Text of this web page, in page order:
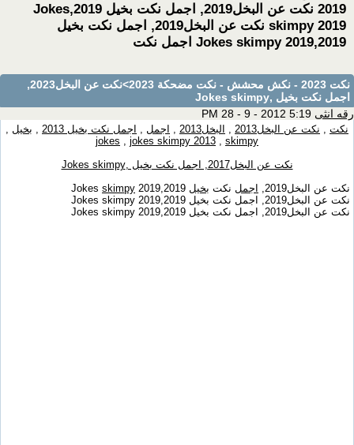
2019 نكت عن البخل2019, اجمل نكت بخيل 2019,Jokes
skimpy 2019 نكت عن البخل2019, اجمل نكت بخيل
2019,Jokes skimpy 2019 اجمل نكت
نكت 2023 - نكش محشش - نكت مضحكة 2023
>نكت عن البخل2023,
اجمل نكت بخيل ,Jokes skimpy
رقه انثى
نكت , نكت عن البخل2013 , البخل2013 , اجمل , اجمل نكت بخيل 2013 , بخيل ,
jokes , jokes skimpy 2013 , skimpy
نكت عن البخل2017, اجمل نكت بخيل ,Jokes skimpy
نكت عن البخل2019,
اجمل نكت بخيل skimpy 2019
نكت عن البخل2019, اجمل نكت بخيل 2019,Jokes skimpy 2019
نكت عن البخل2019, اجمل نكت بخيل 2019,Jokes skimpy 2019